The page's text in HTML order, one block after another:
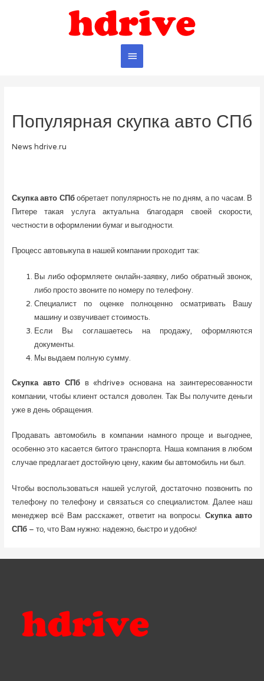
Главное
Популярная скупка авто СПб
News hdrive.ru
Скупка авто СПбобретает популярность не по дням, а по часам. В
Питере такая услуга актуальна благодаря своей скорости,
честности в оформлении бумаг и выгодности.
Процесс автовыкупа в нашей компании проходит так:
Вы либо оформляете онлайн-заявку, либо обратный звонок,
либо просто звоните по номеру по телефону.
Специалист по оценке полноценно осматривать Вашу
машину и озвучивает стоимость.
Если Вы соглашаетесь на продажу, оформляются
документы.
Мы выдаем полную сумму.
Скупка авто СПб в «hdrive» основана на заинтересованности
компании, чтобы клиент остался доволен. Так Вы получите деньги
уже в день обращения.
Продавать автомобиль в компании намного проще и выгоднее,
особенно это касается битого транспорта. Наша компания в любом
случае предлагает достойную цену, каким бы автомобиль ни был.
Чтобы воспользоваться нашей услугой, достаточно позвонить по
телефону по телефону и связаться со специалистом. Далее наш
менеджер всё Вам расскажет, ответит на вопросы.Скупка авто
СПб – то, что Вам нужно: надежно, быстро и удобно!